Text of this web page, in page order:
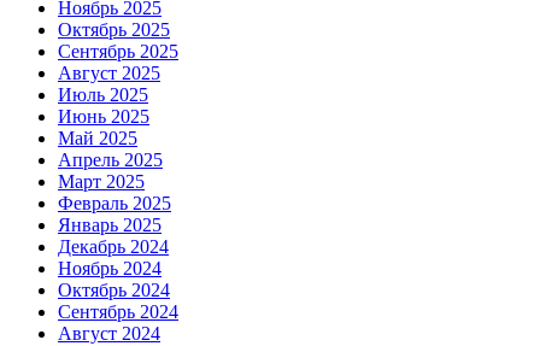
Ноябрь 2025
Октябрь 2025
Сентябрь 2025
Август 2025
Июль 2025
Июнь 2025
Май 2025
Апрель 2025
Март 2025
Февраль 2025
Январь 2025
Декабрь 2024
Ноябрь 2024
Октябрь 2024
Сентябрь 2024
Август 2024